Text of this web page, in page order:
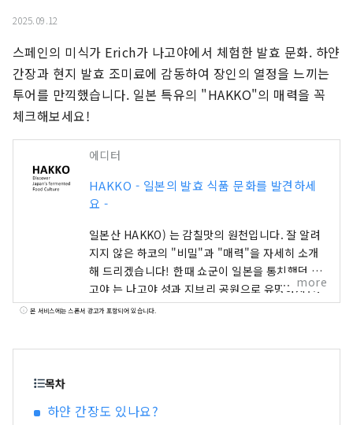
2025.09.12
스페인의 미식가 Erich가 나고야에서 체험한 발효 문화. 하얀
간장과 현지 발효 조미료에 감동하여 장인의 열정을 느끼는
투어를 만끽했습니다. 일본 특유의 "HAKKO"의 매력을 꼭
체크해보세요!
에디터
HAKKO - 일본의 발효 식품 문화를 발견하세
요 -
일본산 HAKKO) 는 감칠맛의 원천입니다. 잘 알려
지지 않은 하코의 "비밀"과 "매력"을 자세히 소개
해 드리겠습니다! 한때 쇼군이 일본을 통치했던 나
고야 는 나고야 성과 지브리 공원으로 유명하지만,
사실 일본 요리의 정수인 "우마미"를 만들어내는
육로 교통의 중심지입니다. 나고야의 축복받은 자
more
본 서비스에는 스폰서 광고가 포함되어 있습니다.
목차
하얀 간장도 있나요?